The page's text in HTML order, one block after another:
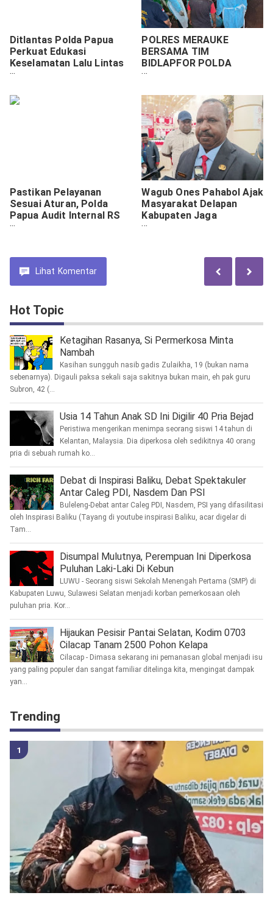
Ditlantas Polda Papua
Perkuat Edukasi
Keselamatan Lalu Lintas
Lewat Program
Bersama RRI
POLRES MERAUKE
BERSAMA TIM
BIDLAPFOR POLDA
PAPUA LAKSANAKAN
SEMANGGA 3
Pastikan Pelayanan
Sesuai Aturan, Polda
Papua Audit Internal RS
Bhayangkara
Wagub Ones Pahabol Ajak
Masyarakat Delapan
Kabupaten Jaga
Stabilitas Keamanan
Lihat Komentar
Hot Topic
Ketagihan Rasanya, Si Permerkosa Minta
Nambah
Kasihan sungguh nasib gadis Zulaikha, 19 (bukan nama
sebenarnya). Digauli paksa sekali saja sakitnya bukan main, eh pak guru
Subron, 42 (...
Usia 14 Tahun Anak SD Ini Digilir 40 Pria Bejad
Peristiwa mengerikan menimpa seorang siswi 14 tahun di
Kelantan, Malaysia. Dia diperkosa oleh sedikitnya 40 orang
pria di sebuah rumah ko...
Debat di Inspirasi Baliku, Debat Spektakuler
Antar Caleg PDI, Nasdem Dan PSI
Buleleng-Debat antar Caleg PDI, Nasdem, PSI yang difasilitasi
oleh Inspirasi Baliku (Tayang di youtube inspirasi Baliku, acar digelar di
Tam...
Disumpal Mulutnya, Perempuan Ini Diperkosa
Puluhan Laki-Laki Di Kebun
LUWU - Seorang siswi Sekolah Menengah Pertama (SMP) di
Kabupaten Luwu, Sulawesi Selatan menjadi korban pemerkosaan oleh
puluhan pria. Kor...
Hijaukan Pesisir Pantai Selatan, Kodim 0703
Cilacap Tanam 2500 Pohon Kelapa
Cilacap - Dimasa sekarang ini pemanasan global menjadi isu
yang paling populer dan sangat familiar ditelinga kita, mengingat dampak
yan...
Trending